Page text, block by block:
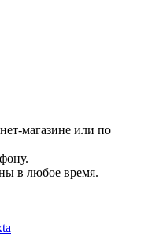
магазине или по
в любое время.